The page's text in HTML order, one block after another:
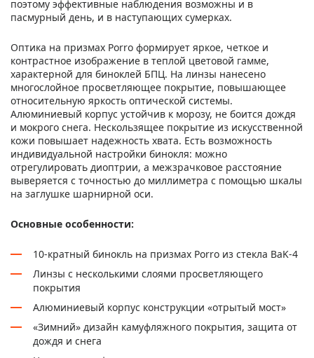
поэтому эффективные наблюдения возможны и в
пасмурный день, и в наступающих сумерках.
Оптика на призмах Porro формирует яркое, четкое и
контрастное изображение в теплой цветовой гамме,
характерной для биноклей БПЦ. На линзы нанесено
многослойное просветляющее покрытие, повышающее
относительную яркость оптической системы.
Алюминиевый корпус устойчив к морозу, не боится дождя
и мокрого снега. Нескользящее покрытие из искусственной
кожи повышает надежность хвата. Есть возможность
индивидуальной настройки бинокля: можно
отрегулировать диоптрии, а межзрачковое расстояние
выверяется с точностью до миллиметра с помощью шкалы
на заглушке шарнирной оси.
Основные особенности:
10-кратный бинокль на призмах Porro из стекла BaK-4
Линзы с несколькими слоями просветляющего
покрытия
Алюминиевый корпус конструкции «отрытый мост»
«Зимний» дизайн камуфляжного покрытия, защита от
дождя и снега